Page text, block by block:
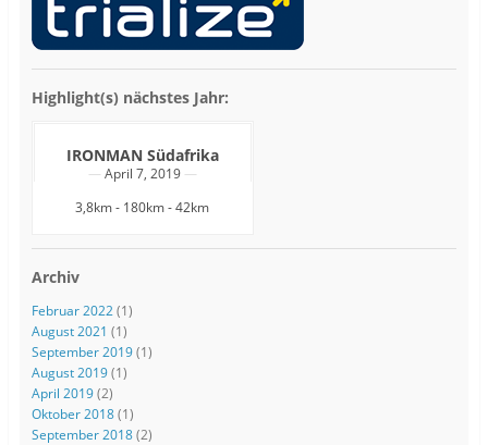
Highlight(s) nächstes Jahr:
IRONMAN Südafrika
April 7, 2019
3,8km - 180km - 42km
Archiv
Februar 2022(1)
August 2021 (1)
September 2019(1)
August 2019(1)
April 2019(2)
Oktober 2018(1)
September 2018(2)